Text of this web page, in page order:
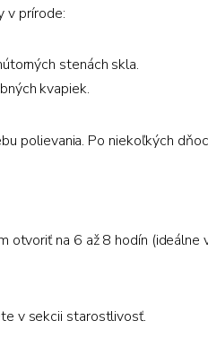
v prírode:
stenách skla.
kvapiek.
polievania. Po niekoľkých
na 6 až 8 hodín (ideálne
v sekcii starostlivosť.